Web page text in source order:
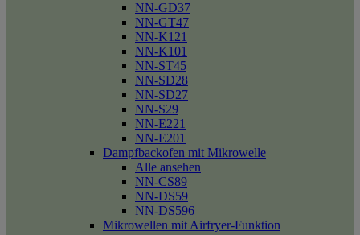
NN-GD37
NN-GT47
NN-K121
NN-K101
NN-ST45
NN-SD28
NN-SD27
NN-S29
NN-E221
NN-E201
Dampfbackofen mit Mikrowelle
Alle ansehen
NN-CS89
NN-DS59
NN-DS596
Mikrowellen mit Airfryer-Funktion